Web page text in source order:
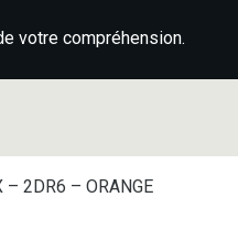
votre compréhension.
2DR6 – ORANGE